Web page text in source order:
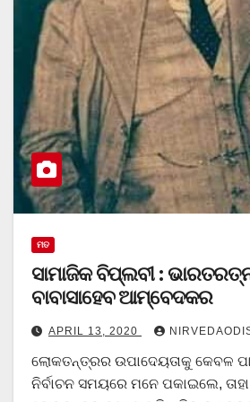
ମତ
ସାମାଜିକ ବିପ୍ଲବୀ :
ବାବାସାହେବ ଆମ୍ବେଦକର
APRIL 13, 2020
ଲୋକତନ୍ତ୍ରର ଉପାଦେୟତାକୁ କେବଳ
ନିର୍ବାଚନ ସମୟରେ ମନେ ପକାଇଲେ,